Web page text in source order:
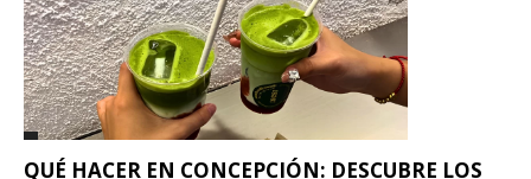
QUÉ HACER EN CONCEPCIÓN: DESCUBRE LOS